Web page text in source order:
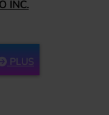
INC.
PLUS